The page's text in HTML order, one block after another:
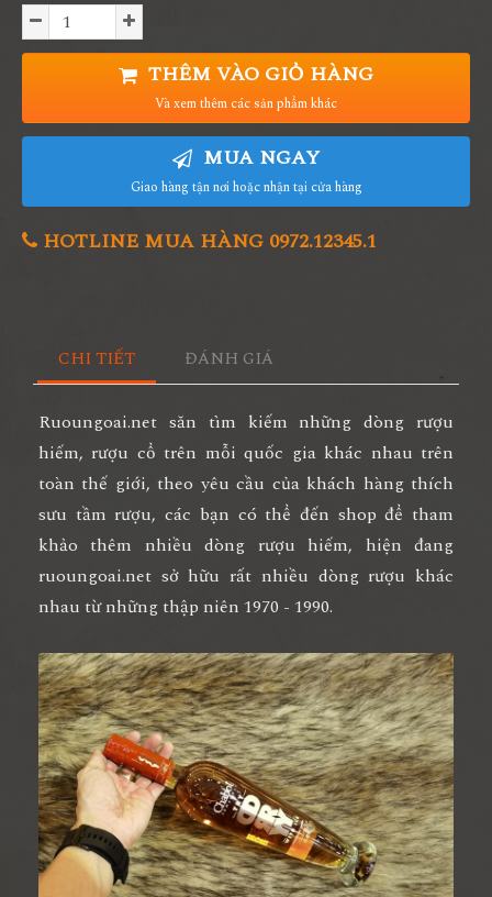
THÊM VÀO GIỎ HÀNG
Và xem thêm các sản phẩm khác
MUA NGAY
Giao hàng tận nơi hoặc nhận tại cửa hàng
HOTLINE MUA HÀNG 0972.12345.1
CHI TIẾT ĐÁNH GIÁ
Ruoungoai.net săn tìm kiếm những dòng rượu
hiếm, rượu cổ trên mỗi quốc gia khác nhau trên
toàn thế giới, theo yêu cầu của khách hàng thích
sưu tầm rượu, các bạn có thể đến shop để tham
khảo thêm nhiều dòng rượu hiếm, hiện đang
ruoungoai.net sở hữu rất nhiều dòng rượu khác
nhau từ những thập niên 1970 - 1990.